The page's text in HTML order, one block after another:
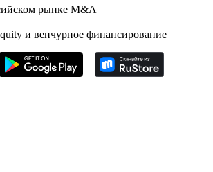
ресурс по фондовому рынку для
России
рынке M&A